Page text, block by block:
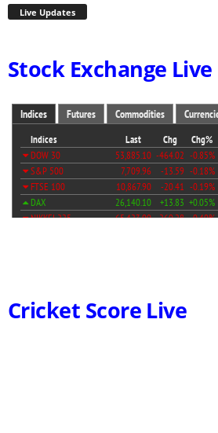
Live Updates
Stock Exchange Live
Cricket Score Live